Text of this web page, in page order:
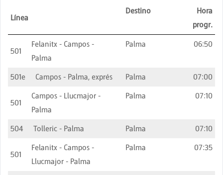
Línea
Destino
Hora
progr.
501
Felanitx - Campos -
Palma
Palma 06:50
501e Campos - Palma, exprés Palma 07:00
501
Campos - Llucmajor -
Palma
Palma 07:10
504 Tolleric - Palma Palma 07:10
501
Felanitx - Campos -
Llucmajor - Palma
Palma 07:35